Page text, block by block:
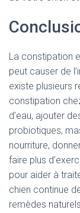
La constipation
peut causer de
existe plusieurs
constipation
d’eau, ajouter
probiotiques,
nourriture,
faire plus
pour aider à
chien continue
remèdes